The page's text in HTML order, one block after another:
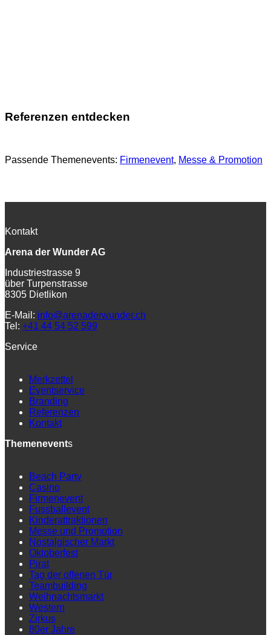
Referenzen entdecken
Passende Themenevents: Firmenevent, Messe & Promotion
Kontakt
Arena der Wunder AG
Industriestrasse 9
über Turpenstrasse
8305 Dietlikon
E-Mail: info@arenaderwunder.ch
Tel: +41 44 54 52 599
Service
Merkzettel
Eventservice
Branding
Referenzen
Kontakt
Themenevents
Beach Party
Casino
Firmenevent
Fussballevent
Kinderattraktionen
Messe und Promotion
Nostalgischer Markt
Oktoberfest
Pirat
Tag der offenen Tür
Teambuilding
Weihnachtsmarkt
Western
Zirkus
80er Jahre